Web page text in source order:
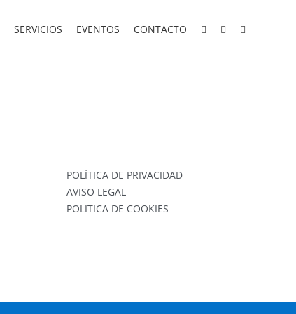
SERVICIOS EVENTOS CONTACTO
POLÍTICA DE PRIVACIDAD
AVISO LEGAL
POLITICA DE COOKIES